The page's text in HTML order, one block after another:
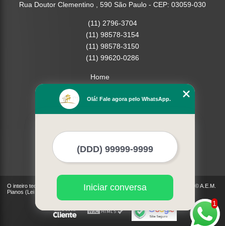
Rua Doutor Clementino , 590 São Paulo - CEP: 03059-030
(11) 2796-3704
(11) 98578-3154
(11) 98578-3150
(11) 99620-0286
Home
Missão
Mais Serviços
O inteiro teor deste site está sujeito à proteção de direitos autorais. Copyright© A.E.M.
Pianos (Lei 9610 de 19/02/1998)
1
Olá! Fale agora pelo WhatsApp.
Iniciar conversa